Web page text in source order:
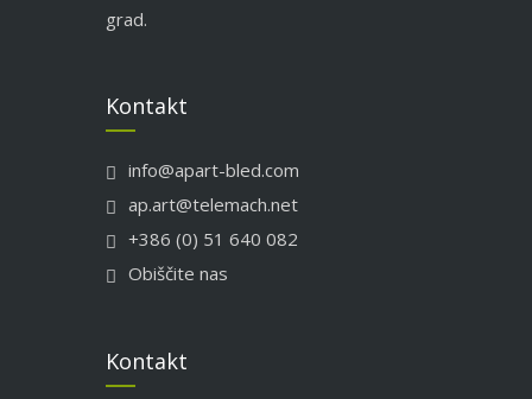
grad.
Kontakt
info@apart-bled.com
ap.art@telemach.net
+386 (0) 51 640 082
Obiščite nas
Kontakt